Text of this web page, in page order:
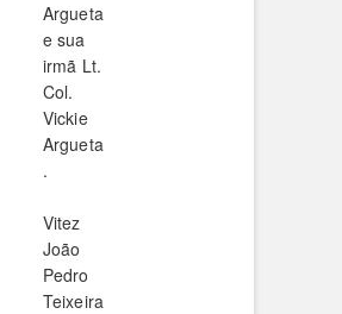
Argueta
e sua
irmã Lt.
Col.
Vickie
Argueta
.
Vitez
João
Pedro
Teixeira